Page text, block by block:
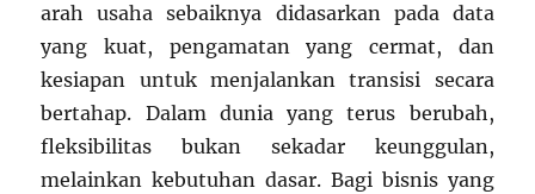
arah usaha sebaiknya didasarkan pada data
yang kuat, pengamatan yang cermat, dan
kesiapan untuk menjalankan transisi secara
bertahap. Dalam dunia yang terus berubah,
fleksibilitas bukan sekadar keunggulan,
melainkan kebutuhan dasar. Bagi bisnis yang